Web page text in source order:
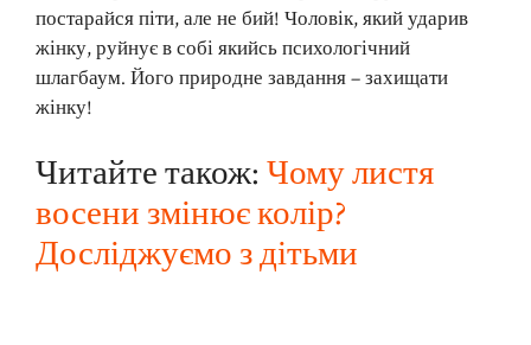
постарайся піти, але не бий! Чоловік, який ударив
жінку, руйнує в собі якийсь психологічний
шлагбаум. Його природне завдання – захищати
жінку!
Читайте також: Чому листя
восени змінює колір?
Досліджуємо з дітьми